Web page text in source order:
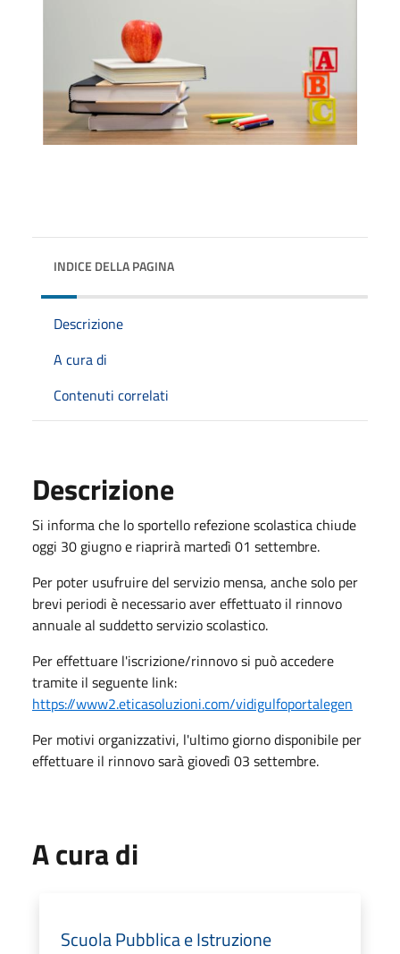
INDICE DELLA PAGINA
Descrizione
A cura di
Contenuti correlati
Descrizione
Si informa che lo sportello refezione scolastica chiude
oggi 30 giugno e riaprirà martedì 01 settembre.
Per poter usufruire del servizio mensa, anche solo per
brevi periodi è necessario aver effettuato il rinnovo
annuale al suddetto servizio scolastico.
Per effettuare l'iscrizione/rinnovo si può accedere
tramite il seguente link:
https://www2.eticasoluzioni.com/vidigulfoportalegen
Per motivi organizzativi, l'ultimo giorno disponibile per
effettuare il rinnovo sarà giovedì 03 settembre.
A cura di
Scuola Pubblica e Istruzione